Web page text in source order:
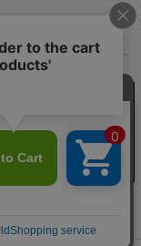
YouTube